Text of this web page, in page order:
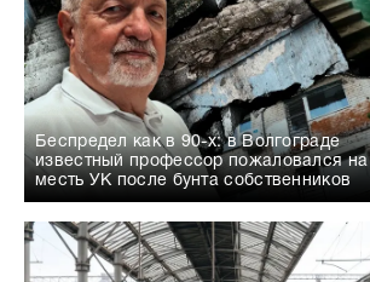
Беспредел как в 90-х: в Волгограде
известный профессор пожаловался на
месть УК после бунта собственников